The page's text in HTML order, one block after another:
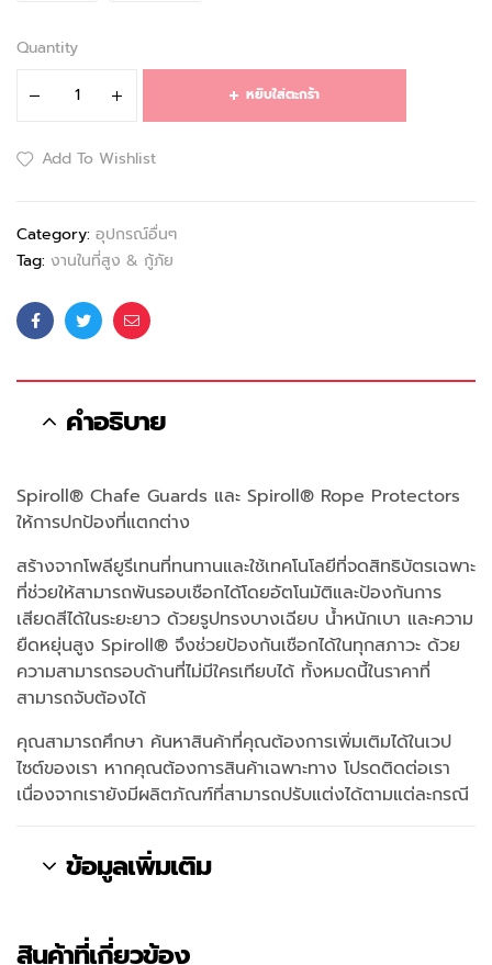
Quantity
หยิบใส่ตะกร้า
Add To Wishlist
Category: อุปกรณ์อื่นๆ
Tag: งานในที่สูง & กู้ภัย
FacebookTwitterEmail
คำอธิบาย
Spiroll® Chafe Guards และ Spiroll® Rope Protectors
ให้การปกป้องที่แตกต่าง
สร้างจากโพลียูรีเทนที่ทนทานและใช้เทคโนโลยีที่จดสิทธิบัตรเฉพาะ
ที่ช่วยให้สามารถพันรอบเชือกได้โดยอัตโนมัติและป้องกันการ
เสียดสีได้ในระยะยาว ด้วยรูปทรงบางเฉียบ น้ำหนักเบา และความ
ยืดหยุ่นสูง Spiroll® จึงช่วยป้องกันเชือกได้ในทุกสภาวะ ด้วย
ความสามารถรอบด้านที่ไม่มีใครเทียบได้ ทั้งหมดนี้ในราคาที่
สามารถจับต้องได้
คุณสามารถศึกษา ค้นหาสินค้าที่คุณต้องการเพิ่มเติมได้ในเวป
ไซต์ของเรา หากคุณต้องการสินค้าเฉพาะทาง โปรดติดต่อเรา
เนื่องจากเรายังมีผลิตภัณฑ์ที่สามารถปรับแต่งได้ตามแต่ละกรณี
ข้อมูลเพิ่มเติม
สินค้าที่เกี่ยวข้อง